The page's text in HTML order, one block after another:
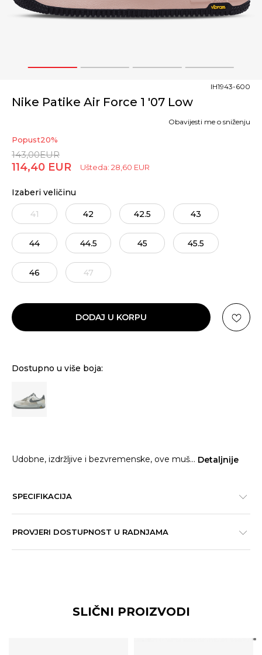
1 2 3 4
Nike Patike Air Force 1 '07 Low
IH1943-600
Popust20%
143,00EUR
114,40 EUR Ušteda: 28,60 EUR
Obavijesti me o sniženju
Izaberi veličinu
41 42 42.5 43
44 44.5 45 45.5
46 47
DODAJ U KORPU
Dostupno u više boja:
Udobne, izdržljive i bezvremenske, ove muš... Detaljnije
SPECIFIKACIJA
PROVJERI DOSTUPNOST U RADNJAMA
SLIČNI PROIZVODI